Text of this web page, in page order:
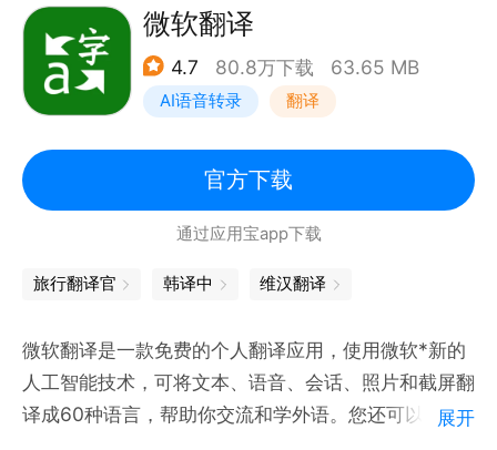
• 翻译收藏夹：点击星标收藏翻译的内容，以供日后参
考（不限语言）
• 跨设备同步：登录即可在应用和桌面设备之间同步翻
译收藏夹
的内容（支持 8 种语言）
支持下列语言之间的互译：
阿尔巴尼亚语、阿拉伯语、阿姆哈拉语、阿萨姆语、阿
语、奥利亚语、奥罗莫语、巴斯克语、白俄罗斯语、班
巴拉语、保加利亚语、冰岛语、波兰语、波斯尼亚语、
波斯语、博杰普尔语、布尔语(南非荷兰语)、鞑靼语、
丹麦语、德语、迪维希语、蒂格尼亚语、多格来语、俄
微软翻译
4.7 80.8万下载 63.65 MB
AI语音转录 翻译
官方下载
通过应用宝app下载
旅行翻译官 韩译中 维汉翻译
微软翻译是一款免费的个人翻译应用，使用微软*新的
人工智能技术，可将文本、语音、会话、照片和截屏翻
译成60种语言，帮助你交流和学外语。您还可以免费
展开